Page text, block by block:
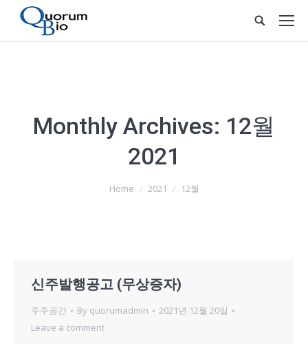
Monthly Archives: 12월
2021
Home 2021 12월
신주발행공고 (무상증자)
주주공간 By quorumadmin
2021년 12월 20일
Leave a comment